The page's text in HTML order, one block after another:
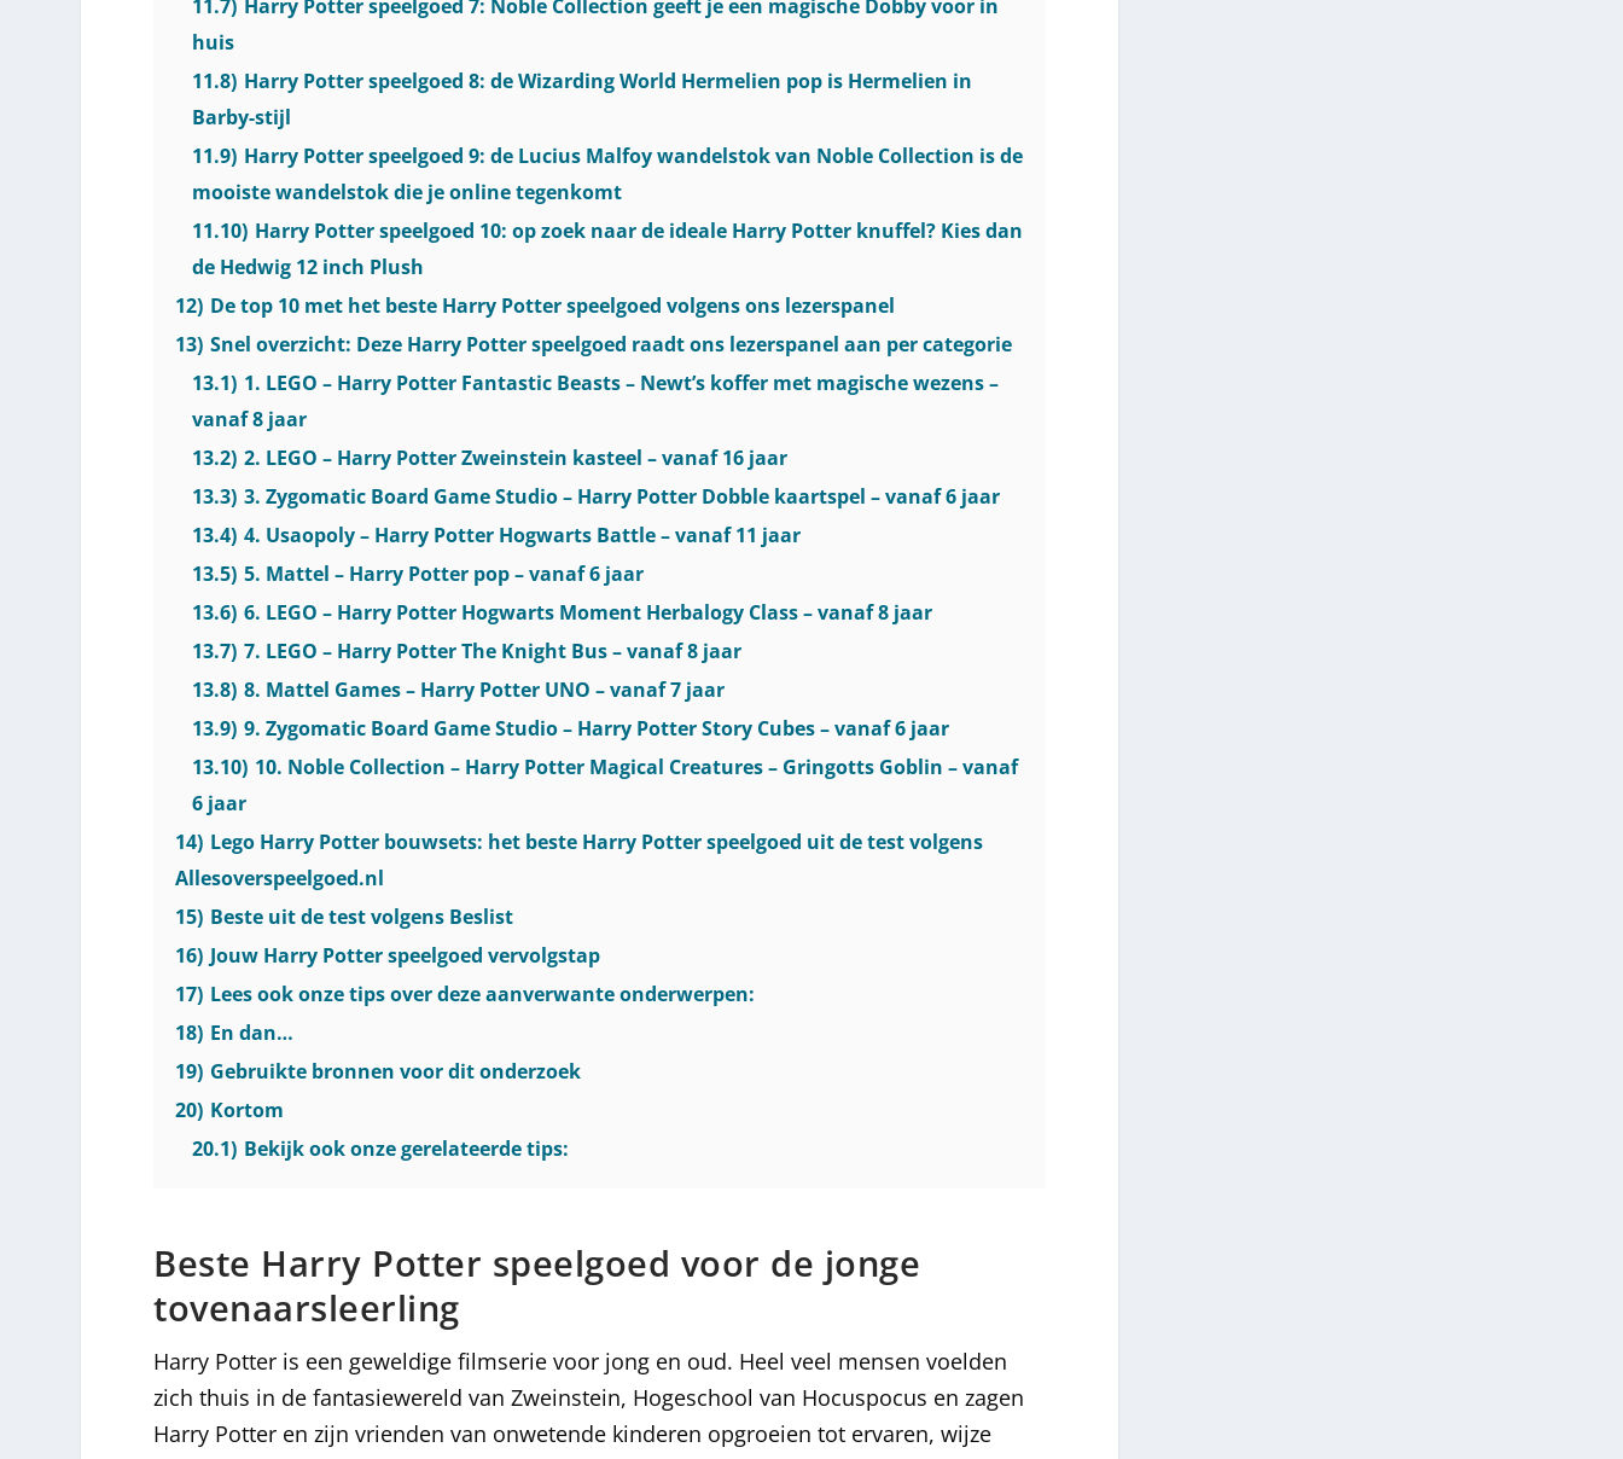
11.7) Harry Potter speelgoed 7: Noble Collection geeft je een magische Dobby voor in
huis
11.8) Harry Potter speelgoed 8: de Wizarding World Hermelien pop is Hermelien in
Barby-stijl
11.9) Harry Potter speelgoed 9: de Lucius Malfoy wandelstok van Noble Collection is de
mooiste wandelstok die je online tegenkomt
11.10) Harry Potter speelgoed 10: op zoek naar de ideale Harry Potter knuffel? Kies dan
de Hedwig 12 inch Plush
12) De top 10 met het beste Harry Potter speelgoed volgens ons lezerspanel
13) Snel overzicht: Deze Harry Potter speelgoed raadt ons lezerspanel aan per categorie
13.1) 1. LEGO – Harry Potter Fantastic Beasts – Newt’s koffer met magische wezens –
vanaf 8 jaar
13.2) 2. LEGO – Harry Potter Zweinstein kasteel – vanaf 16 jaar
13.3) 3. Zygomatic Board Game Studio – Harry Potter Dobble kaartspel – vanaf 6 jaar
13.4) 4. Usaopoly – Harry Potter Hogwarts Battle – vanaf 11 jaar
13.5) 5. Mattel – Harry Potter pop – vanaf 6 jaar
13.6) 6. LEGO – Harry Potter Hogwarts Moment Herbalogy Class – vanaf 8 jaar
13.7) 7. LEGO – Harry Potter The Knight Bus – vanaf 8 jaar
13.8) 8. Mattel Games – Harry Potter UNO – vanaf 7 jaar
13.9) 9. Zygomatic Board Game Studio – Harry Potter Story Cubes – vanaf 6 jaar
13.10) 10. Noble Collection – Harry Potter Magical Creatures – Gringotts Goblin – vanaf
6 jaar
14) Lego Harry Potter bouwsets: het beste Harry Potter speelgoed uit de test volgens
Allesoverspeelgoed.nl
15) Beste uit de test volgens Beslist
16) Jouw Harry Potter speelgoed vervolgstap
17) Lees ook onze tips over deze aanverwante onderwerpen:
18) En dan…
19) Gebruikte bronnen voor dit onderzoek
20) Kortom
20.1) Bekijk ook onze gerelateerde tips:
Beste Harry Potter speelgoed voor de jonge
tovenaarsleerling
Harry Potter is een geweldige filmserie voor jong en oud. Heel veel mensen voelden
zich thuis in de fantasiewereld van Zweinstein, Hogeschool van Hocuspocus en zagen
Harry Potter en zijn vrienden van onwetende kinderen opgroeien tot ervaren, wijze